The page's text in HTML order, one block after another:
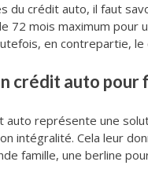
du crédit auto, il faut
72 mois maximum pour
en contrepartie,
crédit auto pour
auto représente une
intégralité. Cela leur
famille, une berline